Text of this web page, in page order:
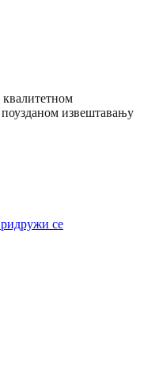
извештавању
се